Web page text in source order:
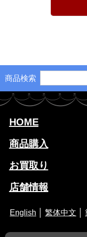
商品検索
HOME
商品購入
お買取り
店舗情報
English 繁体中文